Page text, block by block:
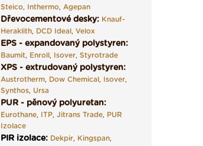
Steico, Inthermo, Agepan
Dřevocementové desky: Knauf-
Heraklith, DCD Ideal, Velox
EPS - expandovaný polystyren:
Baumit, Enroll, Isover, Styrotrade
XPS - extrudovaný polystyren:
Austrotherm, Dow Chemical, Isover,
Synthos, Ursa
PUR - pěnový polyuretan:
Eurothane, ITP, Jitrans Trade, PUR
Izolace
PIR izolace: Dekpir, Kingspan,